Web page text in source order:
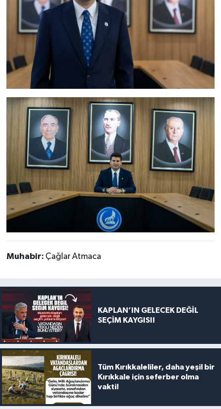
Muhabir: Çağlar Atmaca
KAPLAN’IN GELECEK DEĞİL
SEÇİM KAYGISI!
Tüm Kırıkkaleliler, daha yeşil bir
Kırıkkale için seferber olma
vakti!